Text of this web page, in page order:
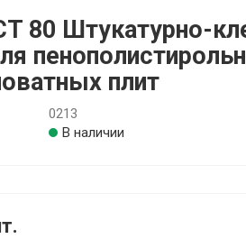
80 Штукатурно-
плит
0213
В наличии